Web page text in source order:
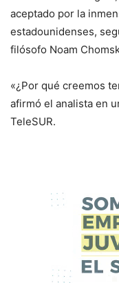
aceptado por la
estadounidenses,
filósofo Noam
«¿Por qué creemos
afirmó el analista en
TeleSUR.